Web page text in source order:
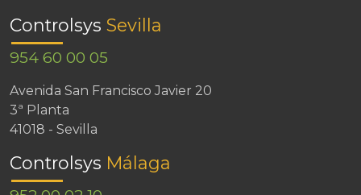
Controlsys Sevilla
954 60 00 05
Avenida San Francisco Javier 20
3ª Planta
41018 - Sevilla
Controlsys Málaga